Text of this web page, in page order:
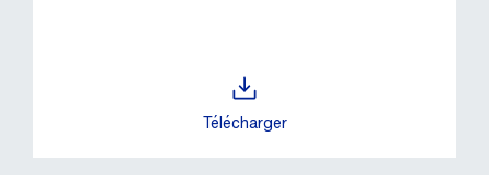
Télécharger